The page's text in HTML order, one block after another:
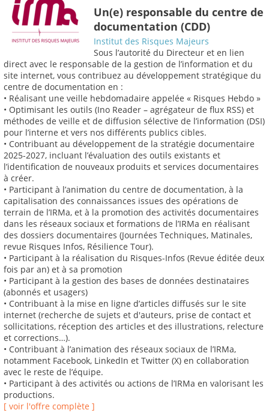
Un(e) responsable du centre de
documentation (CDD)
Institut des Risques Majeurs
Sous l’autorité du Directeur et en lien
direct avec le responsable de la gestion de l’information et du
site internet, vous contribuez au développement stratégique du
centre de documentation en :
• Réalisant une veille hebdomadaire appelée « Risques Hebdo »
• Optimisant les outils (Ino Reader – agrégateur de flux RSS) et
méthodes de veille et de diffusion sélective de l’information (DSI)
pour l’interne et vers nos différents publics cibles.
• Contribuant au développement de la stratégie documentaire
2025-2027, incluant l’évaluation des outils existants et
l’identification de nouveaux produits et services documentaires
à créer.
• Participant à l’animation du centre de documentation, à la
capitalisation des connaissances issues des opérations de
terrain de l’IRMa, et à la promotion des activités documentaires
dans les réseaux sociaux et formations de l’IRMa en réalisant
des dossiers documentaires (Journées Techniques, Matinales,
revue Risques Infos, Résilience Tour).
• Participant à la réalisation du Risques-Infos (Revue éditée deux
fois par an) et à sa promotion
• Participant à la gestion des bases de données destinataires
(abonnés et usagers)
• Contribuant à la mise en ligne d’articles diffusés sur le site
internet (recherche de sujets et d'auteurs, prise de contact et
sollicitations, réception des articles et des illustrations, relecture
et corrections…).
• Contribuant à l’animation des réseaux sociaux de l’IRMa,
notamment Facebook, LinkedIn et Twitter (X) en collaboration
avec le reste de l’équipe.
• Participant à des activités ou actions de l’IRMa en valorisant les
productions.
[ voir l'offre complète ]